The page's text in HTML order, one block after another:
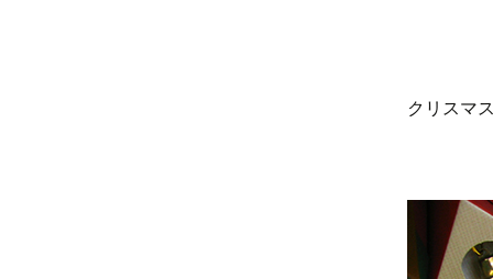
クリスマ